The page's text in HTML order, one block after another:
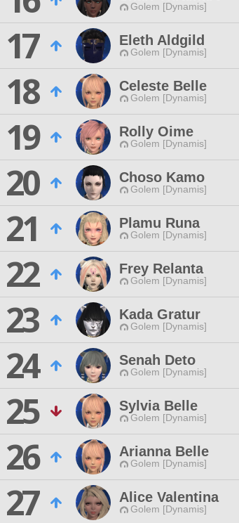
Golem [Dynamis]
17
Eleth Aldgild
Golem [Dynamis]
18
Celeste Belle
Golem [Dynamis]
19
Rolly Oime
Golem [Dynamis]
20
Choso Kamo
Golem [Dynamis]
21
Plamu Runa
Golem [Dynamis]
22
Frey Relanta
Golem [Dynamis]
23
Kada Gratur
Golem [Dynamis]
24
Senah Deto
Golem [Dynamis]
25
Sylvia Belle
Golem [Dynamis]
26
Arianna Belle
Golem [Dynamis]
27
Alice Valentina
Golem [Dynamis]